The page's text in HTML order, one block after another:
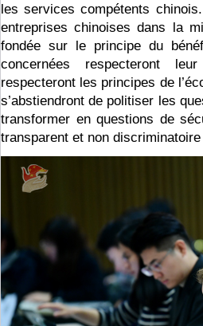
les services compétents
entreprises chinoises dans la
fondée sur le principe du
concernées respecteront
respecteront les principes de
s’abstiendront de politiser les
transformer en questions de
transparent et non